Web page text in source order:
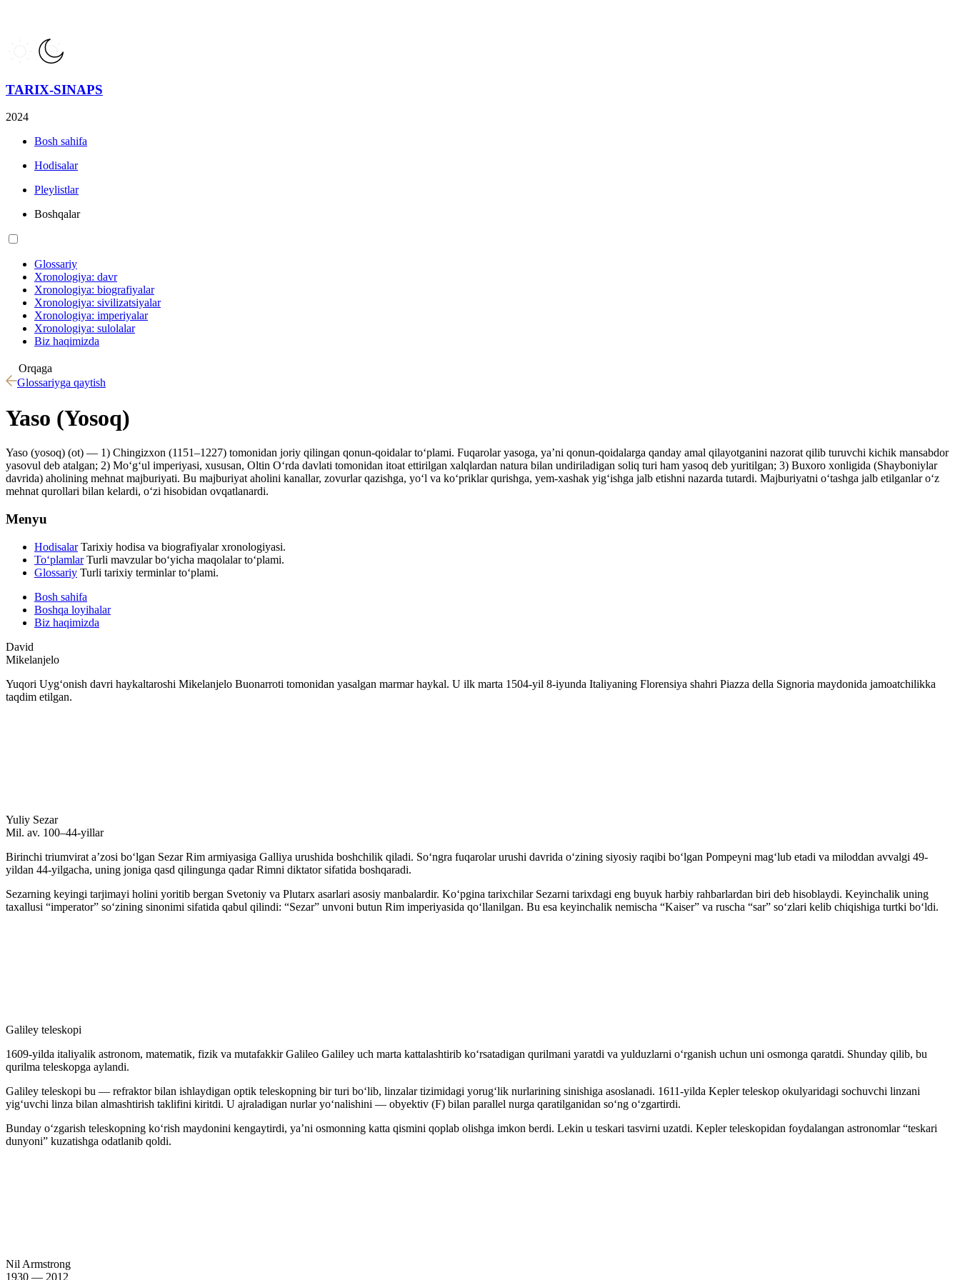
TARIX-SINAPS
2024
Bosh sahifa
Hodisalar
Pleylistlar
Boshqalar
Glossariy
Xronologiya: davr
Xronologiya: biografiyalar
Xronologiya: sivilizatsiyalar
Xronologiya: imperiyalar
Xronologiya: sulolalar
Biz haqimizda
Orqaga
Glossariyga qaytish
Yaso (Yosoq)
Yaso (yosoq) (ot) — 1) Chingizxon (1151–1227) tomonidan joriy qilingan qonun-qoidalar toʻplami. Fuqarolar yasoga, yaʼni qonun-qoidalarga qanday amal qilayotganini nazorat qilib turuvchi kichik mansabdor
yasovul deb atalgan; 2) Moʻgʻul imperiyasi, xususan, Oltin Oʻrda davlati tomonidan itoat ettirilgan xalqlardan natura bilan undiriladigan soliq turi ham yasoq deb yuritilgan; 3) Buxoro xonligida (Shayboniylar
davrida) aholining mehnat majburiyati. Bu majburiyat aholini kanallar, zovurlar qazishga, yoʻl va koʻpriklar qurishga, yem-xashak yigʻishga jalb etishni nazarda tutardi. Majburiyatni oʻtashga jalb etilganlar oʻz
mehnat qurollari bilan kelardi, oʻzi hisobidan ovqatlanardi.
Menyu
Hodisalar Tarixiy hodisa va biografiyalar xronologiyasi.
To‘plamlar Turli mavzular bo‘yicha maqolalar to‘plami.
Glossariy Turli tarixiy terminlar to‘plami.
Bosh sahifa
Boshqa loyihalar
Biz haqimizda
David
Mikelanjelo
Yuqori Uygʻonish davri haykaltaroshi Mikelanjelo Buonarroti tomonidan yasalgan marmar haykal. U ilk marta 1504-yil 8-iyunda Italiyaning Florensiya shahri Piazza della Signoria maydonida jamoatchilikka
taqdim etilgan.
Yuliy Sezar
Mil. av. 100–44-yillar
Birinchi triumvirat aʼzosi boʻlgan Sezar Rim armiyasiga Galliya urushida boshchilik qiladi. Soʻngra fuqarolar urushi davrida oʻzining siyosiy raqibi boʻlgan Pompeyni magʻlub etadi va miloddan avvalgi 49-
yildan 44-yilgacha, uning joniga qasd qilingunga qadar Rimni diktator sifatida boshqaradi.
Sezarning keyingi tarjimayi holini yoritib bergan Svetoniy va Plutarx asarlari asosiy manbalardir. Koʻpgina tarixchilar Sezarni tarixdagi eng buyuk harbiy rahbarlardan biri deb hisoblaydi. Keyinchalik uning
taxallusi “imperator” soʻzining sinonimi sifatida qabul qilindi: “Sezar” unvoni butun Rim imperiyasida qoʻllanilgan. Bu esa keyinchalik nemischa “Kaiser” va ruscha “sar” soʻzlari kelib chiqishiga turtki boʻldi.
Galiley teleskopi
1609-yilda italiyalik astronom, matematik, fizik va mutafakkir Galileo Galiley uch marta kattalashtirib koʻrsatadigan qurilmani yaratdi va yulduzlarni oʻrganish uchun uni osmonga qaratdi. Shunday qilib, bu
qurilma teleskopga aylandi.
Galiley teleskopi bu — refraktor bilan ishlaydigan optik teleskopning bir turi boʻlib, linzalar tizimidagi yorugʻlik nurlarining sinishiga asoslanadi. 1611-yilda Kepler teleskop okulyaridagi sochuvchi linzani
yigʻuvchi linza bilan almashtirish taklifini kiritdi. U ajraladigan nurlar yoʻnalishini — obyektiv (F) bilan parallel nurga qaratilganidan soʻng oʻzgartirdi.
Bunday oʻzgarish teleskopning koʻrish maydonini kengaytirdi, yaʼni osmonning katta qismini qoplab olishga imkon berdi. Lekin u teskari tasvirni uzatdi. Kepler teleskopidan foydalangan astronomlar “teskari
dunyoni” kuzatishga odatlanib qoldi.
Nil Armstrong
1930 — 2012